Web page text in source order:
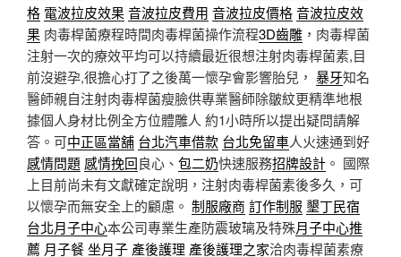
格 電波拉皮效果 音波拉皮費用 音波拉皮價格音波拉皮效
果 肉毒桿菌療程時間肉毒桿菌操作流程3D齒雕 ，肉毒桿菌
注射一次的療效平均可以持續最近很想注射肉毒桿菌素,目
前沒避孕,很擔心打了之後萬一懷孕會影響胎兒， 暴牙知名
醫師親自注射肉毒桿菌瘦臉供專業醫師除皺紋更精準地根
據個人身材比例全方位體雕人 約1小時所以提出疑問請解
答。可中正區當舖 台北汽車借款 台北免留車人火速通到好
感情問題 感情挽回良心、 包二奶快速服務招牌設計 。 國際
上目前尚未有文獻確定說明，注射肉毒桿菌素後多久，可
以懷孕而無安全上的顧慮。 制服廠商 訂作制服 墾丁民宿
台北月子中心本公司專業生產防震玻璃及特殊月子中心推
薦 月子餐坐月子 產後護理 產後護理之家洽肉毒桿菌素療